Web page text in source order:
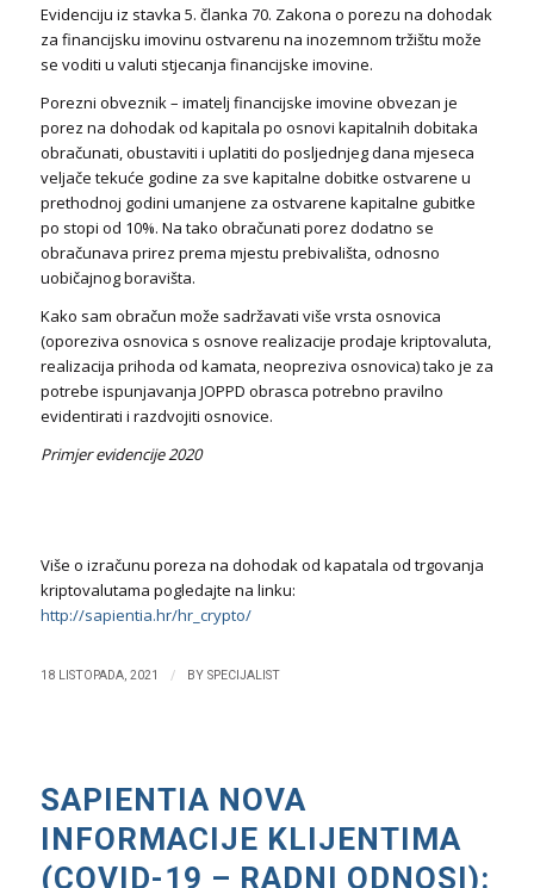
Evidenciju iz stavka 5. članka 70. Zakona o porezu na dohodak
za financijsku imovinu ostvarenu na inozemnom tržištu može
se voditi u valuti stjecanja financijske imovine.
Porezni obveznik – imatelj financijske imovine obvezan je
porez na dohodak od kapitala po osnovi kapitalnih dobitaka
obračunati, obustaviti i uplatiti do posljednjeg dana mjeseca
veljače tekuće godine za sve kapitalne dobitke ostvarene u
prethodnoj godini umanjene za ostvarene kapitalne gubitke
po stopi od 10%. Na tako obračunati porez dodatno se
obračunava prirez prema mjestu prebivališta, odnosno
uobičajnog boravišta.
Kako sam obračun može sadržavati više vrsta osnovica
(oporeziva osnovica s osnove realizacije prodaje kriptovaluta,
realizacija prihoda od kamata, neopreziva osnovica) tako je za
potrebe ispunjavanja JOPPD obrasca potrebno pravilno
evidentirati i razdvojiti osnovice.
Primjer evidencije 2020
Više o izračunu poreza na dohodak od kapatala od trgovanja
kriptovalutama pogledajte na linku:
http://sapientia.hr/hr_crypto/
18 LISTOPADA, 2021 / BY SPECIJALIST
SAPIENTIA NOVA
INFORMACIJE KLIJENTIMA
(COVID-19 – RADNI ODNOSI):